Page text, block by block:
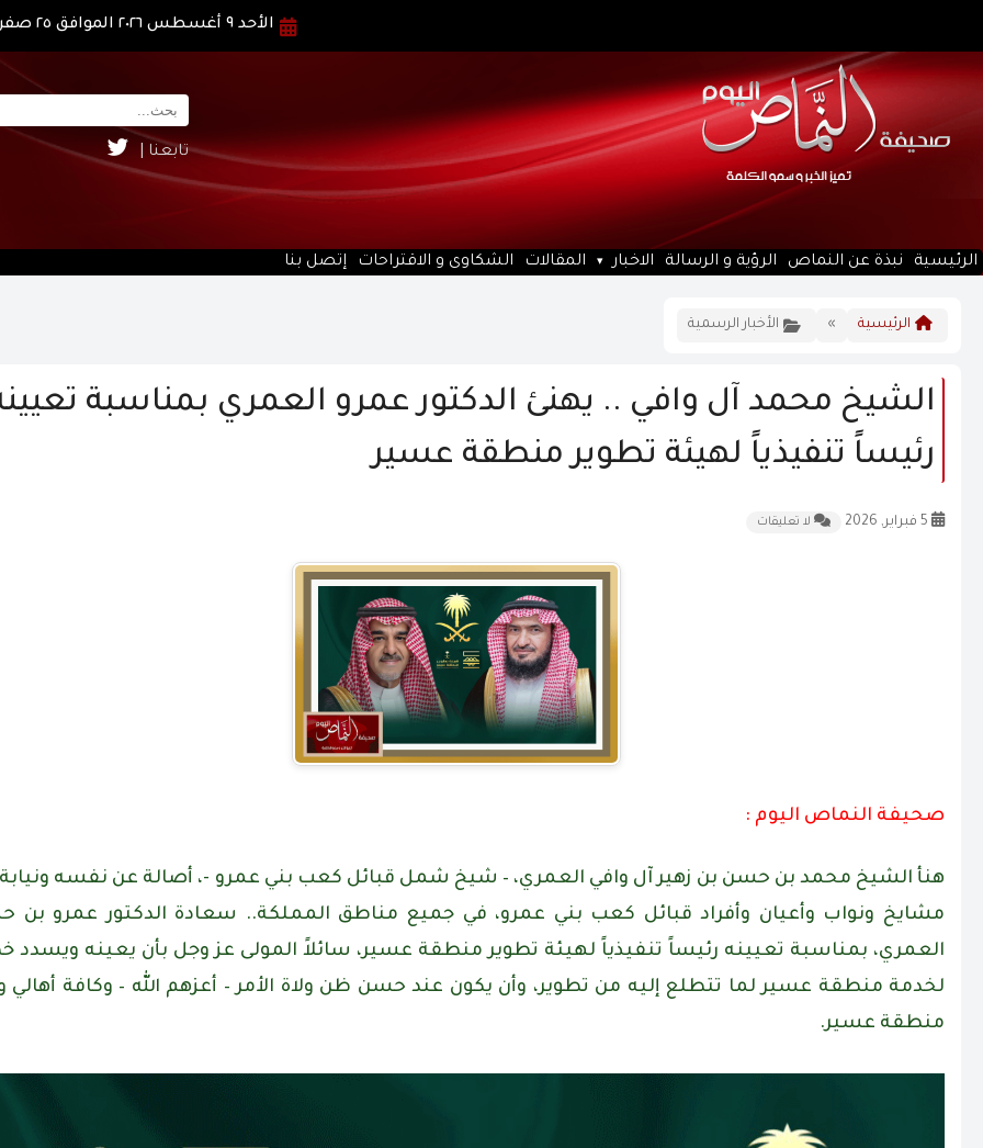
الأحد ٩ أغسطس ٢٠٢٦ الموافق ٢٥ صفر ١٤٤٨ هـ
تابعنا |
الرئيسية نبذة عن النماص الرؤية و الرسالة الاخبار المقالات الشكاوى و الاقتراحات إتصل بنا
الرئيسية » الأخبار الرسمية
الشيخ محمد آل وافي .. يهنئ الدكتور عمرو العمري بمناسبة
رئيساً تنفيذياً لهيئة تطوير منطقة عسير
لا تعليقات
صحيفة النماص اليوم :
هنأ الشيخ محمد بن حسن بن زهير آل وافي العمري، – شيخ شمل قبائل كعب بني عمرو -، أصالة عن نفسه
مشايخ ونواب وأعيان وأفراد قبائل كعب بني عمرو، في جميع مناطق المملكة.. سعادة الدكتور عمرو بن
العمري، بمناسبة تعيينه رئيساً تنفيذياً لهيئة تطوير منطقة عسير، سائلاً المولى عز وجل بأن يعينه ويسدد
لخدمة منطقة عسير لما تتطلع إليه من تطوير، وأن يكون عند حسن ظن ولاة الأمر – أعزهم الله – وكافة أهالي
منطقة عسير.